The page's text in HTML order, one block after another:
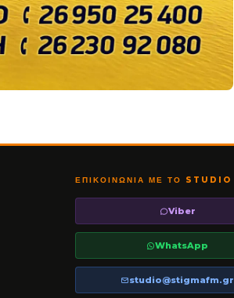
ΕΠΙΚΟΙΝΩΝΊΑ ΜΕ ΤΟ STUDIO
Viber
WhatsApp
studio@stigmafm.gr